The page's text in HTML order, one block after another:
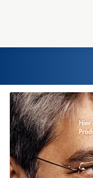
Home
Einst und Heute
Marken
Konzerne